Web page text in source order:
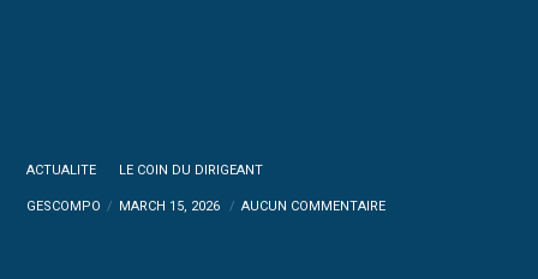
ACTUALITE LE COIN DU DIRIGEANT
GESCOMPO MARCH 15, 2026 AUCUN COMMENTAIRE